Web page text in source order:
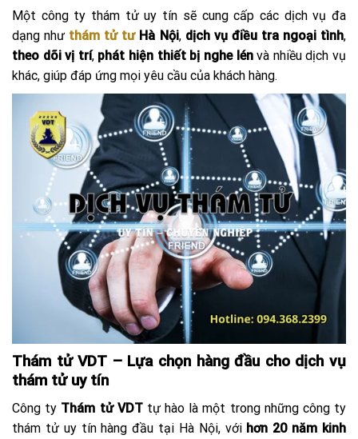
Một công ty thám tử uy tín sẽ cung cấp các dịch vụ đa
dạng như thám tử tưHà Nội, dịch vụ điều tra ngoại tình,
theo dõi vị trí, phát hiện thiết bị nghe lénvà nhiều dịch vụ
khác, giúp đáp ứng mọi yêu cầu của khách hàng.
Thám tử VDT – Lựa chọn hàng đầu cho dịch vụ
thám tử uy tín
Công ty Thám tử VDTtự hào là một trong những công ty
thám tử uy tín hàng đầu tại Hà Nội, với hơn 20 năm kinh